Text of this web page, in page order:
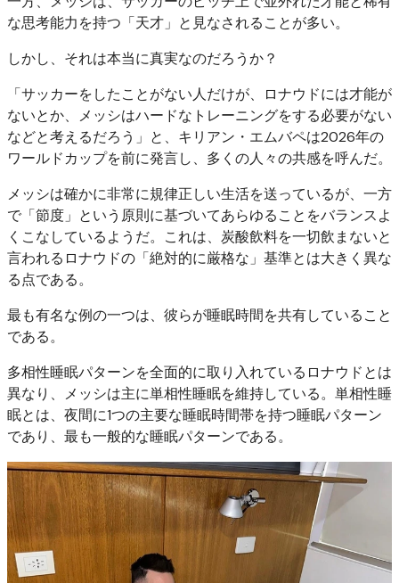
な思考能力を持つ「天才」と見なされることが多い。
しかし、それは本当に真実なのだろうか？
「サッカーをしたことがない人だけが、ロナウドには才能が
ないとか、メッシはハードなトレーニングをする必要がない
などと考えるだろう」と、キリアン・エムバペは2026年の
ワールドカップを前に発言し、多くの人々の共感を呼んだ。
メッシは確かに非常に規律正しい生活を送っているが、一方
で「節度」という原則に基づいてあらゆることをバランスよ
くこなしているようだ。これは、炭酸飲料を一切飲まないと
言われるロナウドの「絶対的に厳格な」基準とは大きく異な
る点である。
最も有名な例の一つは、彼らが睡眠時間を共有していること
である。
多相性睡眠パターンを全面的に取り入れているロナウドとは
異なり、メッシは主に単相性睡眠を維持している。単相性睡
眠とは、夜間に1つの主要な睡眠時間帯を持つ睡眠パターン
であり、最も一般的な睡眠パターンである。